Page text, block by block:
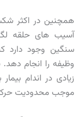
همچنین در اکثر
آسیب های حلقه
سنگین وجود دارد
وظیفه را انجام
زیادی در اندام
موجب محدودیت